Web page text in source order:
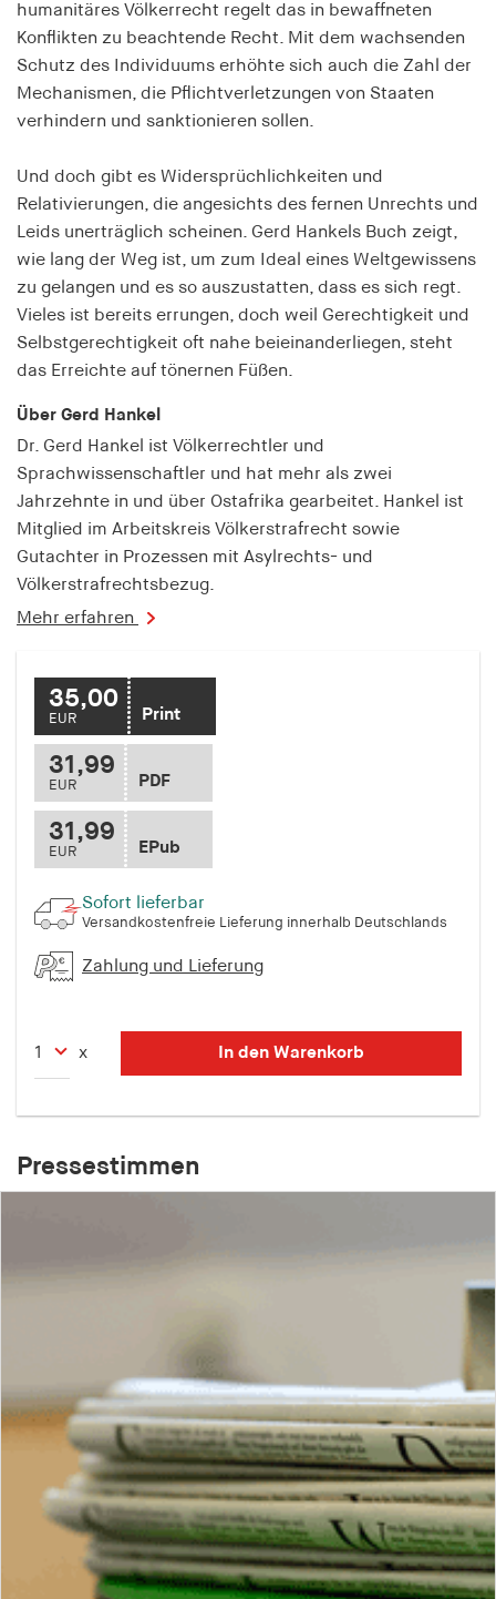
humanitäres Völkerrecht regelt das in bewaffneten
Konflikten zu beachtende Recht. Mit dem wachsenden
Schutz des Individuums erhöhte sich auch die Zahl der
Mechanismen, die Pflichtverletzungen von Staaten
verhindern und sanktionieren sollen.
Und doch gibt es Widersprüchlichkeiten und
Relativierungen, die angesichts des fernen Unrechts und
Leids unerträglich scheinen. Gerd Hankels Buch zeigt,
wie lang der Weg ist, um zum Ideal eines Weltgewissens
zu gelangen und es so auszustatten, dass es sich regt.
Vieles ist bereits errungen, doch weil Gerechtigkeit und
Selbstgerechtigkeit oft nahe beieinanderliegen, steht
das Erreichte auf tönernen Füßen.
Über Gerd Hankel
Dr. Gerd Hankel ist Völkerrechtler und
Sprachwissenschaftler und hat mehr als zwei
Jahrzehnte in und über Ostafrika gearbeitet. Hankel ist
Mitglied im Arbeitskreis Völkerstrafrecht sowie
Gutachter in Prozessen mit Asylrechts- und
Völkerstrafrechtsbezug.
Mehr erfahren
35,00
EUR Print
31,99
EUR PDF
31,99
EUR EPub
Sofort lieferbar
Versandkostenfreie Lieferung innerhalb Deutschlands
Zahlung und Lieferung
x In den Warenkorb
Pressestimmen
Name:
fonts_loaded
hamburger-edition.de
Cookie Laufzeit:
7 Tage